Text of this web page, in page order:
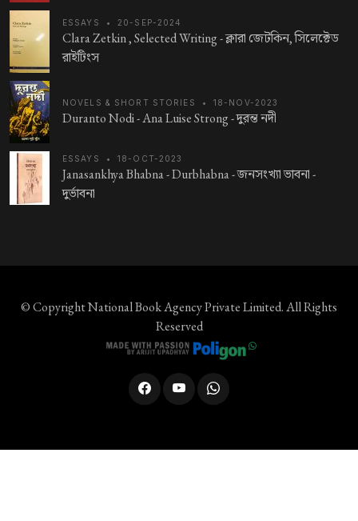
ESSAYS • 20-SEP-2024
Clara Zetkin , Selected Writing -ক্লারা জেটকিন, সিলেক্টেড
রাইটিংস
NOVELS & SHORT STORIES • 18-NOV-2023
Duranto Nodi - Ana Luise Strong -দুরন্ত নদী
ESSAYS • 18-OCT-2023
Janasankhya Bhabna - Durbhabna -জনসংখ্যা ভাবনা -
দুর্ভাবনা
© CopyrightNational Book Agency Private Limited. All Rights
Reserved